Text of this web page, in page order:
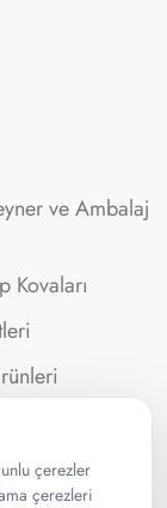
ve Ambalaj
Kovaları
çerezler
çerezleri